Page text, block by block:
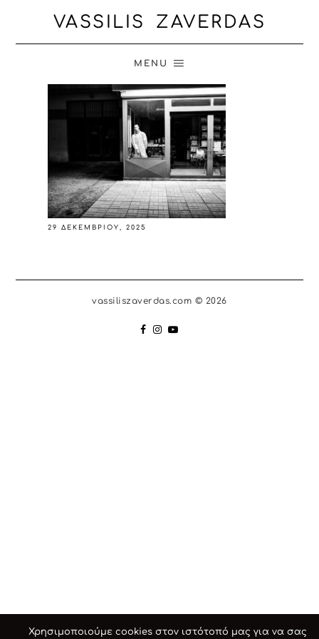
VASSILIS ZAVERDAS
MENU
29 ΔΕΚΕΜΒΡΊΟΥ, 2025
vassiliszaverdas.com © 2026
Χρησιμοποιούμε cookies στον ιστότοπό μας για να σας